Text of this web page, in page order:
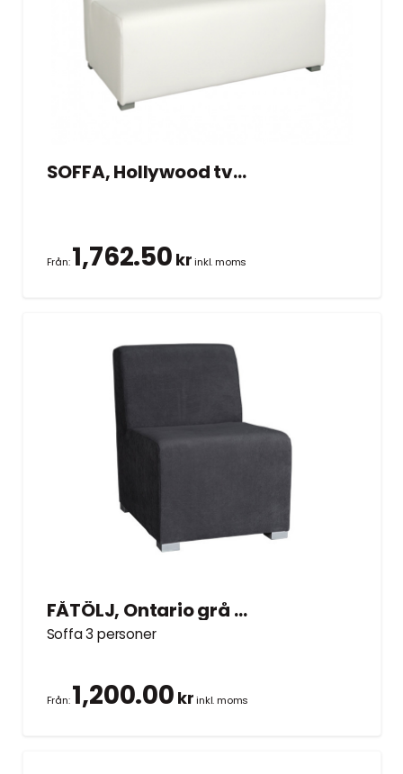
SOFFA, Hollywood tvåsits vit 104×70 cm
Från:1,762.50 krinkl. moms
FÅTÖLJ, Ontario grå 70×70 cm
Soffa 3 personer
Från:1,200.00 krinkl. moms